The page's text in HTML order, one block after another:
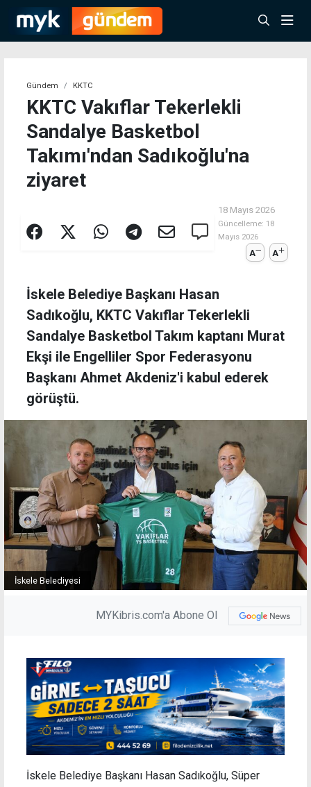
Gündem KKTC
KKTC Vakıflar Tekerlekli
Sandalye Basketbol
Takımı'ndan Sadıkoğlu'na
ziyaret
18 Mayıs 2026
Güncelleme: 18
Mayıs 2026
A A
İskele Belediye Başkanı Hasan
Sadıkoğlu, KKTC Vakıflar Tekerlekli
Sandalye Basketbol Takım kaptanı Murat
Ekşi ile Engelliler Spor Federasyonu
Başkanı Ahmet Akdeniz'i kabul ederek
görüştü.
İskele Belediyesi
MYKibris.com'a Abone Ol
İskele Belediye Başkanı Hasan Sadıkoğlu, Süper